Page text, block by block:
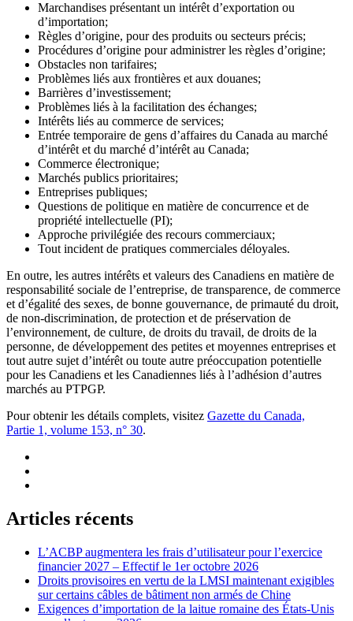
Marchandises présentant un intérêt d’exportation ou
d’importation;
Règles d’origine, pour des produits ou secteurs précis;
Procédures d’origine pour administrer les règles d’origine;
Obstacles non tarifaires;
Problèmes liés aux frontières et aux douanes;
Barrières d’investissement;
Problèmes liés à la facilitation des échanges;
Intérêts liés au commerce de services;
Entrée temporaire de gens d’affaires du Canada au marché
d’intérêt et du marché d’intérêt au Canada;
Commerce électronique;
Marchés publics prioritaires;
Entreprises publiques;
Questions de politique en matière de concurrence et de
propriété intellectuelle (PI);
Approche privilégiée des recours commerciaux;
Tout incident de pratiques commerciales déloyales.
En outre, les autres intérêts et valeurs des Canadiens en matière de
responsabilité sociale de l’entreprise, de transparence, de commerce
et d’égalité des sexes, de bonne gouvernance, de primauté du droit,
de non-discrimination, de protection et de préservation de
l’environnement, de culture, de droits du travail, de droits de la
personne, de développement des petites et moyennes entreprises et
tout autre sujet d’intérêt ou toute autre préoccupation potentielle
pour les Canadiens et les Canadiennes liés à l’adhésion d’autres
marchés au PTPGP.
Pour obtenir les détails complets, visitez Gazette du Canada,
Partie 1, volume 153, n° 30.
Articles récents
L’ACBP augmentera les frais d’utilisateur pour l’exercice
financier 2027 – Effectif le 1er octobre 2026
Droits provisoires en vertu de la LMSI maintenant exigibles
sur certains câbles de bâtiment non armés de Chine
Exigences d’importation de la laitue romaine des États-Unis